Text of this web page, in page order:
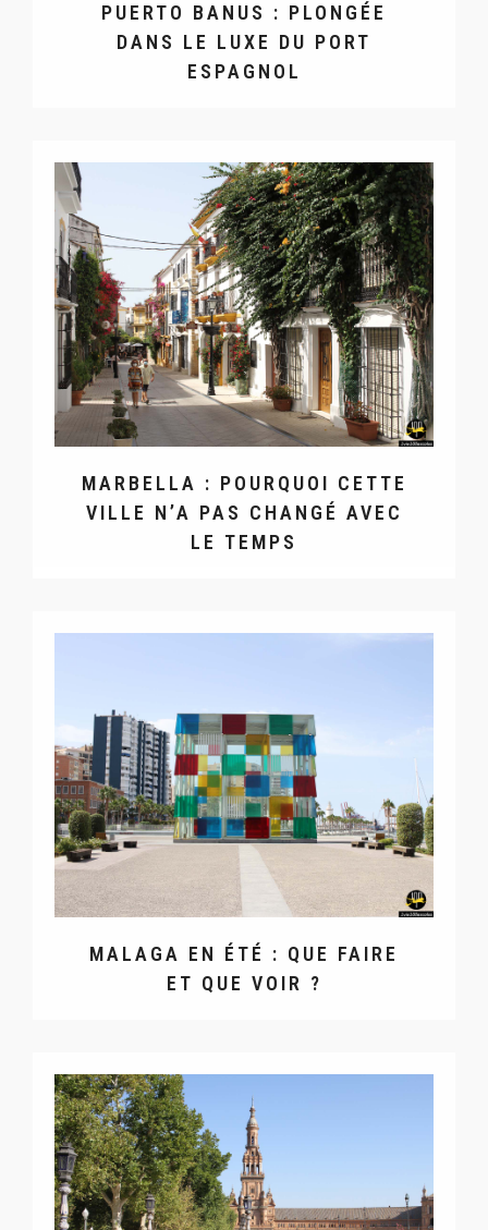
PUERTO BANUS : PLONGÉE
DANS LE LUXE DU PORT
ESPAGNOL
MARBELLA : POURQUOI CETTE
VILLE N’A PAS CHANGÉ AVEC
LE TEMPS
MALAGA EN ÉTÉ : QUE FAIRE
ET QUE VOIR ?